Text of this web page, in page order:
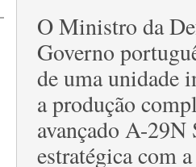
O Ministro da
Governo
de uma unidade
a produção
avançado A-29N
estratégica com